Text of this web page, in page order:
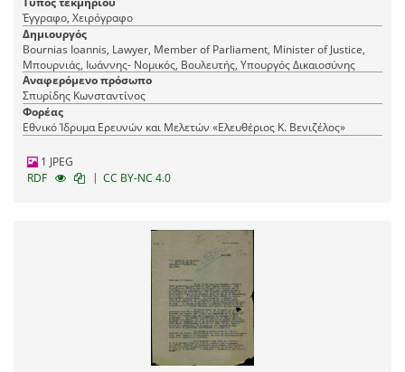
Έγγραφο, Χειρόγραφο
Δημιουργός
Bournias Ioannis, Lawyer, Member of Parliament, Minister of Justice,
Μπουρνιάς, Ιωάννης- Νομικός, Βουλευτής, Υπουργός Δικαιοσύνης
Αναφερόμενο πρόσωπο
Σπυρίδης Κωνσταντίνος
Φορέας
Εθνικό Ίδρυμα Ερευνών και Μελετών «Ελευθέριος Κ. Βενιζέλος»
1 JPEG
RDF
| CC BY-NC 4.0